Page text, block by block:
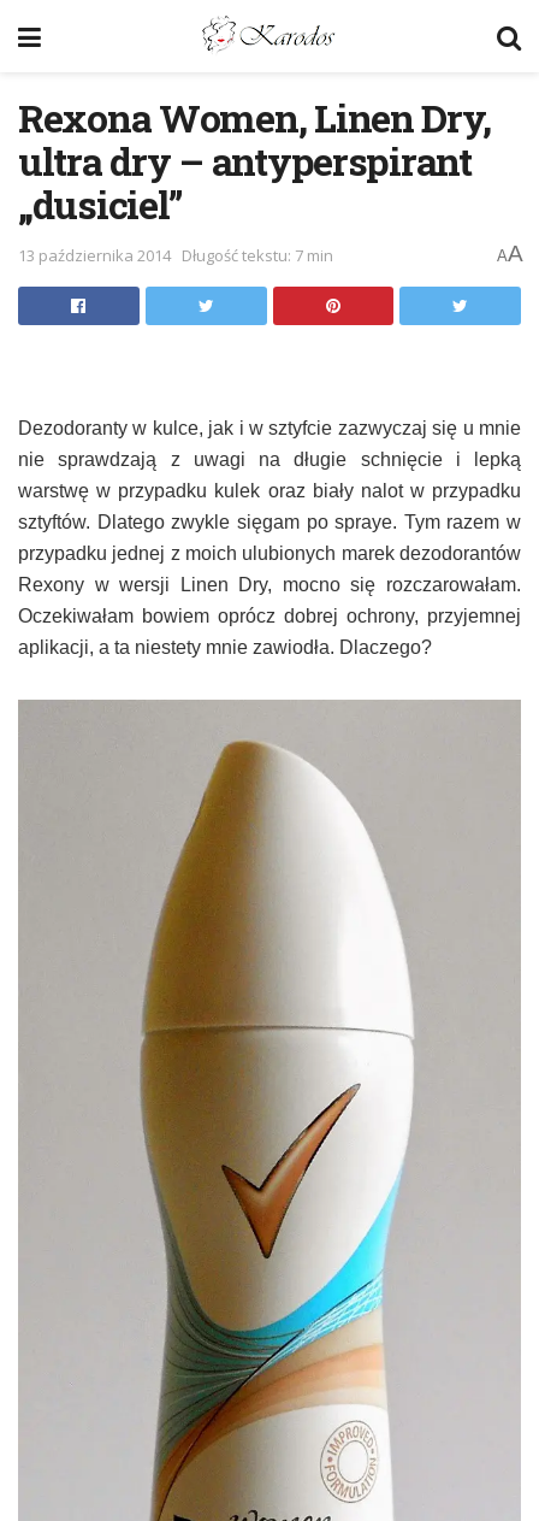
Rexona Women, Linen Dry,
ultra dry – antyperspirant
„dusiciel”
13 października 2014 Długość tekstu: 7 min AA
Dezodoranty w kulce, jak i w sztyfcie zazwyczaj się u mnie
nie sprawdzają z uwagi na długie schnięcie i lepką
warstwę w przypadku kulek oraz biały nalot w przypadku
sztyftów. Dlatego zwykle sięgam po spraye. Tym razem w
przypadku jednej z moich ulubionych marek dezodorantów
Rexony w wersji Linen Dry, mocno się rozczarowałam.
Oczekiwałam bowiem oprócz dobrej ochrony, przyjemnej
aplikacji, a ta niestety mnie zawiodła. Dlaczego?